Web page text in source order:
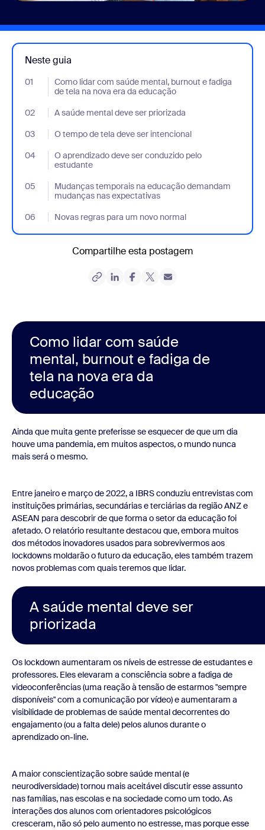
Neste guia
01
Como lidar com saúde mental, burnout e fadiga
de tela na nova era da educação
- Jumplink to Como lidar com saúde mental, burnout e fadiga
02 A saúde mental deve ser priorizada
- Jumplink to A saúde mental deve ser priorizada
03
O tempo de tela deve ser intencional
- Jumplink to O tempo de tela deve ser intencional
04
O aprendizado deve ser conduzido pelo
estudante
- Jumplink to O aprendizado deve ser conduzido pelo estudante
05
Mudanças temporais na educação demandam
mudanças nas expectativas
- Jumplink to Mudanças temporais na educação demandam
06 Novas regras para um novo normal
- Jumplink to Novas regras para um novo normal
Compartilhe esta postagem
Como lidar com saúde
mental, burnout e fadiga de
tela na nova era da
educação
Ainda que muita gente preferisse se esquecer de que um dia
houve uma pandemia, em muitos aspectos, o mundo nunca
mais será o mesmo.
Entre janeiro e março de 2022, a IBRS conduziu entrevistas com
instituições primárias, secundárias e terciárias da região ANZ e
ASEAN para descobrir de que forma o setor da educação foi
afetado. O relatório resultante destacou que, embora muitos
dos métodos inovadores usados para sobrevivermos aos
lockdowns moldarão o futuro da educação, eles também trazem
novos problemas com quais teremos que lidar.
A saúde mental deve ser
priorizada
Os lockdown aumentaram os níveis de estresse de estudantes e
professores. Eles elevaram a consciência sobre a fadiga de
videoconferências (uma reação à tensão de estarmos "sempre
disponíveis" com a comunicação por vídeo) e aumentaram a
visibilidade de problemas de saúde mental decorrentes do
engajamento (ou a falta dele) pelos alunos durante o
aprendizado on-line.
A maior conscientização sobre saúde mental (e
neurodiversidade) tornou mais aceitável discutir esse assunto
nas famílias, nas escolas e na sociedade como um todo. As
interações dos alunos com orientadores psicológicos
cresceram, não só pelo aumento no estresse, mas porque esse